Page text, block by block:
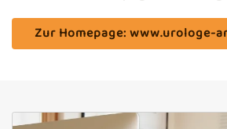
Zur Homepage: www.urologe-